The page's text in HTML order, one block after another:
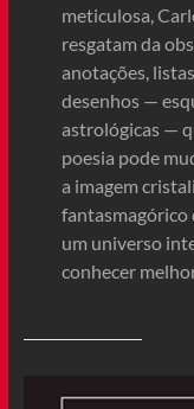
meticulosa,
resgatam da
anotações,
desenhos —
astrológicas —
poesia pode
a imagem
fantasmagórico
um universo
conhecer